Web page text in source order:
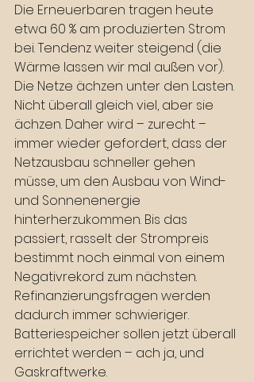
Die Erneuerbaren tragen heute
etwa 60 % am produzierten Strom
bei. Tendenz weiter steigend (die
Wärme lassen wir mal außen vor).
Die Netze ächzen unter den Lasten.
Nicht überall gleich viel, aber sie
ächzen. Daher wird – zurecht –
immer wieder gefordert, dass der
Netzausbau schneller gehen
müsse, um den Ausbau von Wind-
und Sonnenenergie
hinterherzukommen. Bis das
passiert, rasselt der Strompreis
bestimmt noch einmal von einem
Negativrekord zum nächsten.
Refinanzierungsfragen werden
dadurch immer schwieriger.
Batteriespeicher sollen jetzt überall
errichtet werden – ach ja, und
Gaskraftwerke.